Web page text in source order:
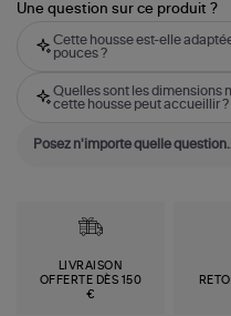
Une question sur ce produit ?
Cette housse est-elle
pouces ?
Quelles sont les dimensions
cette housse peut accueillir ?
LIVRAISON
OFFERTE DÈS 150
€